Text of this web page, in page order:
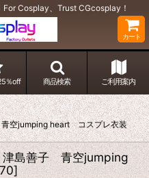
Cosplay、Trust CGcosplay！
カート
％off 商品検索 ご利用案内
空jumping heart コスプレ衣装
島善子 青空jumping
]